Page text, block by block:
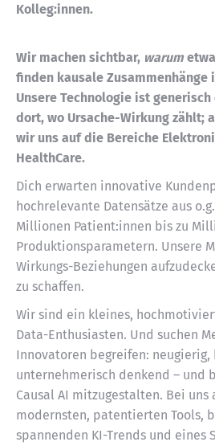
Kolleg:innen.
Wir machen sichtbar, warum
finden kausale Zusammenhänge
Unsere Technologie ist
dort, wo Ursache-Wirkung zählt;
wir uns auf die Bereiche
HealthCare.
Dich erwarten innovative
hochrelevante Datensätze aus
Millionen Patient:innen bis zu
Produktionsparametern. Unsere
Wirkungs-Beziehungen
zu schaffen.
Wir sind ein kleines,
Data-Enthusiasten. Und suchen
Innovatoren begreifen: neugierig,
unternehmerisch denkend – und
Causal AI mitzugestalten. Bei
modernsten, patentierten Tools,
spannenden KI-Trends und eines